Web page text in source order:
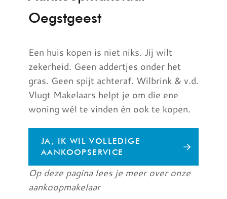
Oegstgeest
Een huis kopen is niet niks. Jij wilt
zekerheid. Geen addertjes onder het
gras. Geen spijt achteraf. Wilbrink & v.d.
Vlugt Makelaars helpt je om die ene
woning wél te vinden én ook te kopen.
JA, IK WIL VOLLEDIGE
AANKOOPSERVICE
Op deze pagina lees je meer over onze
aankoopmakelaar